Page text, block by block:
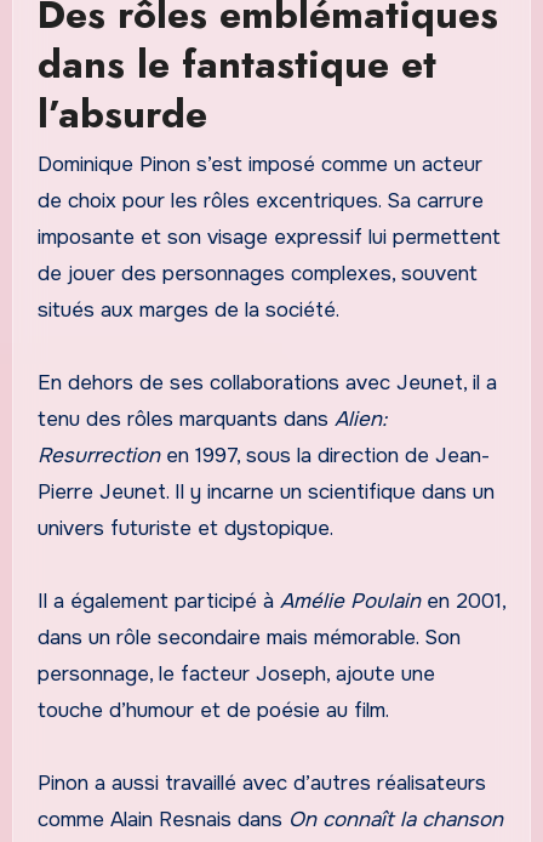
Des rôles emblématiques
dans le fantastique et
l’absurde
Dominique Pinon s’est imposé comme un acteur
de choix pour les rôles excentriques. Sa carrure
imposante et son visage expressif lui permettent
de jouer des personnages complexes, souvent
situés aux marges de la société.
En dehors de ses collaborations avec Jeunet, il a
tenu des rôles marquants dans Alien:
Resurrectionen 1997, sous la direction de Jean-
Pierre Jeunet. Il y incarne un scientifique dans un
univers futuriste et dystopique.
Il a également participé à Amélie Poulainen 2001,
dans un rôle secondaire mais mémorable. Son
personnage, le facteur Joseph, ajoute une
touche d’humour et de poésie au film.
Pinon a aussi travaillé avec d’autres réalisateurs
comme Alain Resnais dans On connaît la chanson